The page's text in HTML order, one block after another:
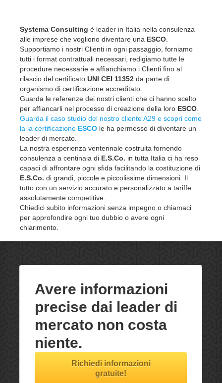
Systema Consulting è leader in Italia nella consulenza
alle imprese che vogliono diventare una ESCO.
Supportiamo i nostri Clienti in ogni passaggio, forniamo
tutti i format contrattuali necessari, redigiamo tutte le
procedure necessarie e affianchiamo i Clienti fino al
rilascio del certificato UNI CEI 11352 da parte di
organismo di certificazione accreditato.
Guarda le referenze dei nostri clienti che ci hanno scelto
per affiancarli nel processo di creazione della loro ESCO.
Guarda il caso studio del nostro cliente A29 e scopri come
la la certificazione ESCO le ha permesso di diventare un
leader di mercato.
La nostra esperienza ventennale costruita fornendo
consulenza a centinaia di E.S.Co. in tutta Italia ci ha reso
capaci di affrontare ogni sfida facilitando la costituzione di
E.S.Co. di grandi, piccole e piccolissime dimensioni. Il
tutto con un servizio accurato e personalizzato a tariffe
assolutamente competitive.
Chiedici subito informazioni senza impegno o chiamaci
per approfondire ogni tuo dubbio o avere ogni
chiarimento.
Avere informazioni
precise dai leader di
mercato non costa
niente.
Richiedi informazioni
gratuite!